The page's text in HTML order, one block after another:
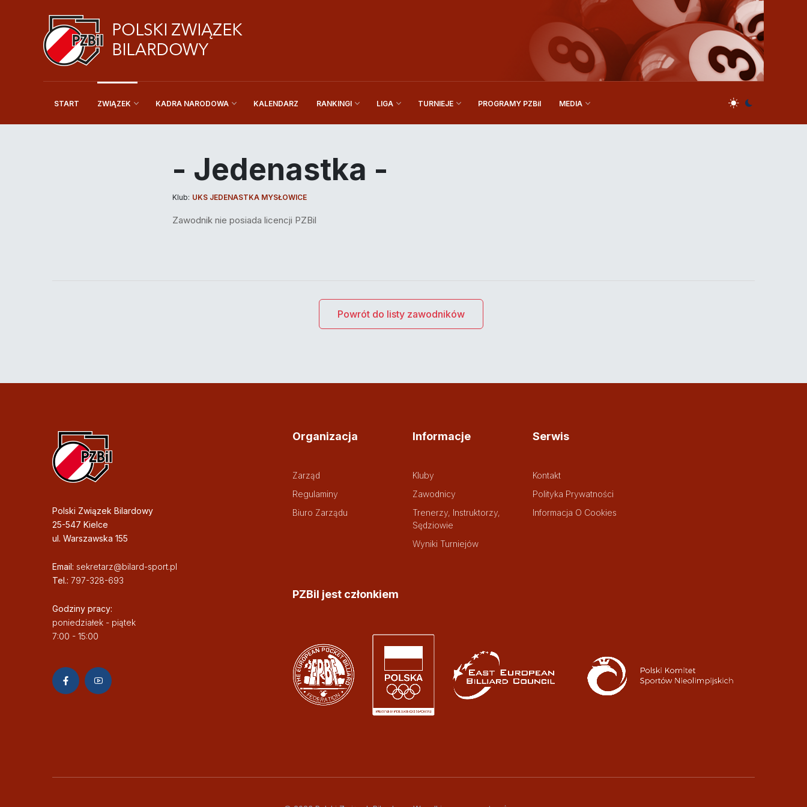
START ZWIĄZEK KADRA NARODOWA KALENDARZ RANKINGI LIGA TURNIEJE PROGRAMY PZBil MEDIA
- Jedenastka -
Klub: UKS JEDENASTKA MYSŁOWICE
Zawodnik nie posiada licencji PZBil
Powrót do listy zawodników
Polski Związek Bilardowy
25-547 Kielce
ul. Warszawska 155
Email: sekretarz@bilard-sport.pl
Tel.: 797-328-693
Godziny pracy:
poniedziałek - piątek
7:00 - 15:00
Organizacja
Zarząd
Regulaminy
Biuro Zarządu
Informacje
Kluby
Zawodnicy
Trenerzy, Instruktorzy,
Sędziowie
Wyniki Turniejów
Serwis
Kontakt
Polityka Prywatności
Informacja O Cookies
PZBil jest członkiem